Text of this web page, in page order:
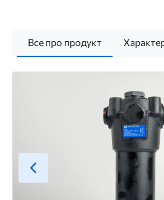
Все про продукт